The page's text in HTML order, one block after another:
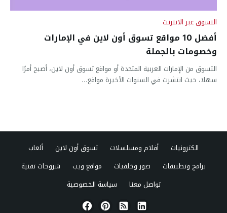
التسوق عبر الانترنت
أفضل 10 مواقع تسوق أون لاين في الإمارات
وخصومات بالجملة
التسوق من الإمارات العربية المتحدة أو مواقع تسوق أون لاين، أصبح أمرًا
سهلا، حيث انتشرت في السنوات الأخيرة مواقع...
الكترونيات أفلام ومسلسلات تسوق أون لاين
ألعاب
برامج وتطبيقات
صور وخلفيات مواقع ويب
شروحات تقنية
تواصل معنا
سياسة الخصوصية